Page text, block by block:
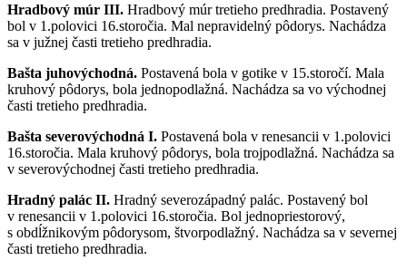
Hradbový múr III. Hradbový múr tretieho predhradia. Postavený
bol v 1.polovici 16.storočia. Mal nepravidelný pôdorys. Nachádza
sa v južnej časti tretieho predhradia.
Bašta juhovýchodná. Postavená bola v gotike v 15.storočí. Mala
kruhový pôdorys, bola jednopodlažná. Nachádza sa vo východnej
časti tretieho predhradia.
Bašta severovýchodná I. Postavená bola v renesancii v 1.polovici
16.storočia. Mala kruhový pôdorys, bola trojpodlažná. Nachádza sa
v severovýchodnej časti tretieho predhradia.
Hradný palác II. Hradný severozápadný palác. Postavený bol
v renesancii v 1.polovici 16.storočia. Bol jednopriestorový,
s obdĺžnikovým pôdorysom, štvorpodlažný. Nachádza sa v severnej
časti tretieho predhradia.